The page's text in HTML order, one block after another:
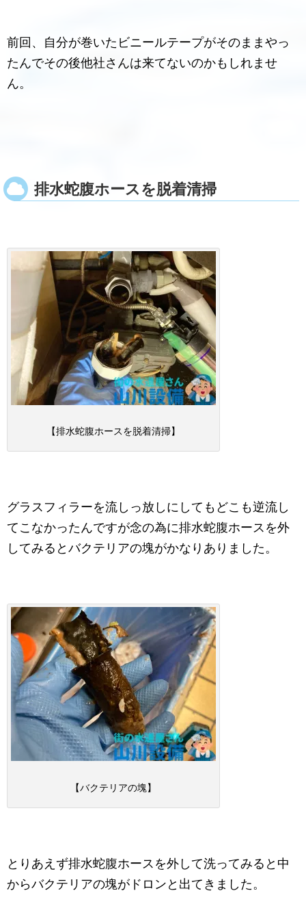
前回、自分が巻いたビニールテープがそのままやっ
たんでその後他社さんは来てないのかもしれませ
ん。
排水蛇腹ホースを脱着清掃
【排水蛇腹ホースを脱着清掃】
グラスフィラーを流しっ放しにしてもどこも逆流し
てこなかったんですが念の為に排水蛇腹ホースを外
してみるとバクテリアの塊がかなりありました。
【バクテリアの塊】
とりあえず排水蛇腹ホースを外して洗ってみると中
からバクテリアの塊がドロンと出てきました。